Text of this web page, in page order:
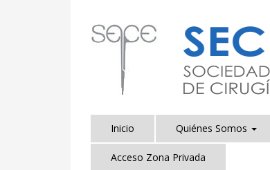
Inicio Quiénes Somos
Acceso Zona Privada